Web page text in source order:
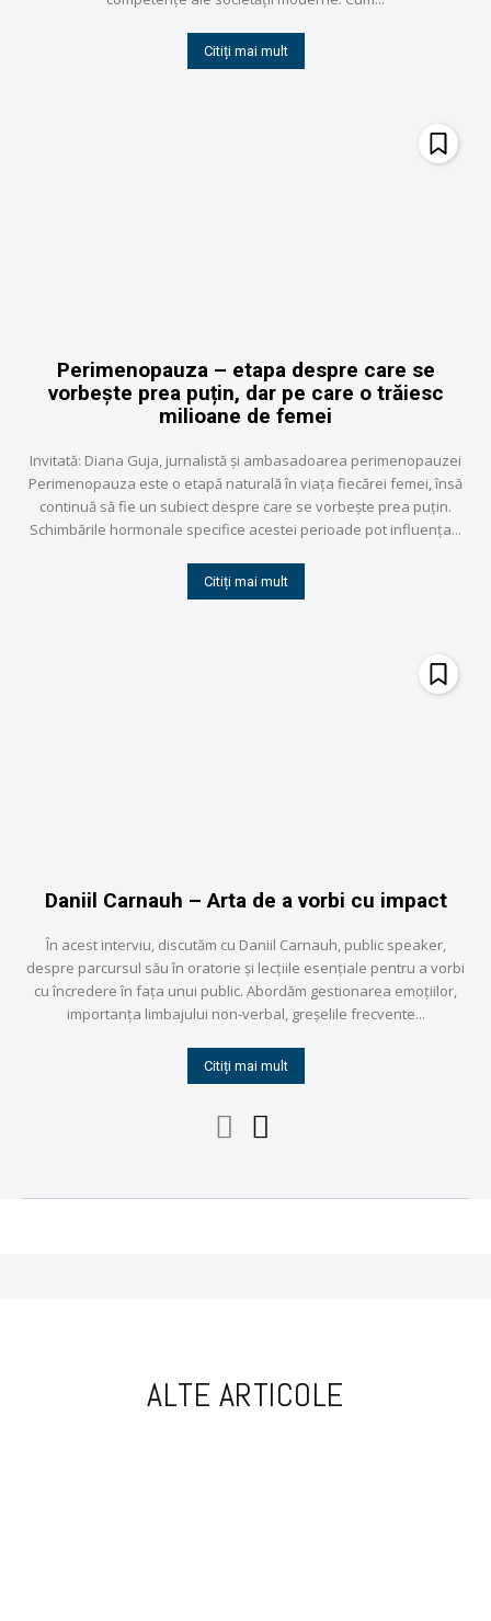
Citiți mai mult
Perimenopauza – etapa despre care se
vorbește prea puțin, dar pe care o trăiesc
milioane de femei
Invitată: Diana Guja, jurnalistă și ambasadoarea perimenopauzei
Perimenopauza este o etapă naturală în viața fiecărei femei, însă
continuă să fie un subiect despre care se vorbește prea puțin.
Schimbările hormonale specifice acestei perioade pot influența...
Citiți mai mult
Daniil Carnauh – Arta de a vorbi cu impact
În acest interviu, discutăm cu Daniil Carnauh, public speaker,
despre parcursul său în oratorie și lecțiile esențiale pentru a vorbi
cu încredere în fața unui public. Abordăm gestionarea emoțiilor,
importanța limbajului non-verbal, greșelile frecvente...
Citiți mai mult
ALTE ARTICOLE